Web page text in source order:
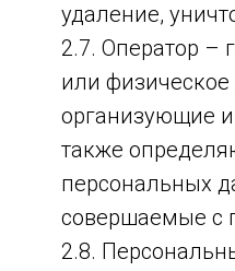
удаление,
2.7. Оператор –
или
организующие
также
персональных
совершаемые с
2.8.